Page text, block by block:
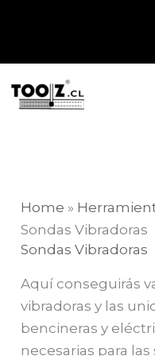
Home »
Sondas Vibradoras
Sondas Vibradoras
Aquí conseguirás
vibradoras y las
bencineras y
necesarias para